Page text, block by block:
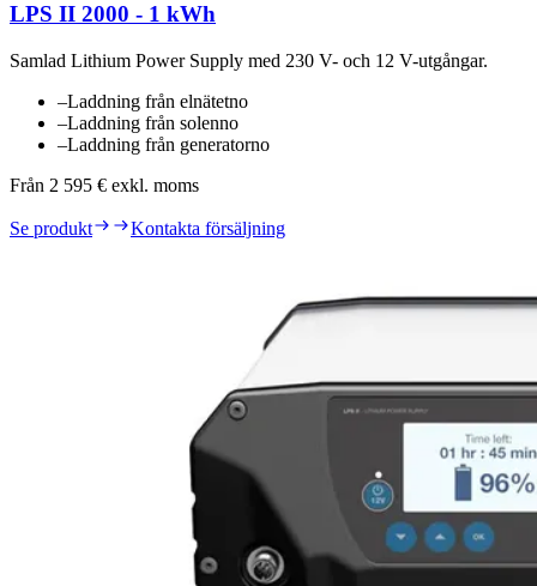
LPS II 2000 - 1 kWh
Samlad Lithium Power Supply med 230 V- och 12 V-utgångar.
–Laddning från elnätetno
–Laddning från solenno
–Laddning från generatorno
Från 2 595 € exkl. moms
Se produkt Kontakta försäljning